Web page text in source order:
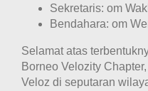
Sekretaris: om
Bendahara: om
Selamat atas
Borneo Velozity
Veloz di seputaran